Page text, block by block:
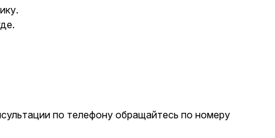
по телефону обращайтесь по номеру